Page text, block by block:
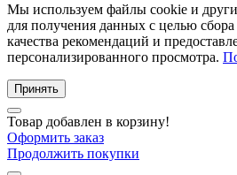
Мы используем файлы cookie и
для получения данных с целью
качества рекомендаций и
персонализированного просмотра.
Принять
Товар добавлен в корзину!
Оформить заказ
Продолжить покупки